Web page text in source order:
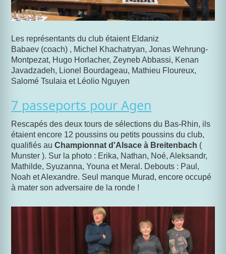
Les représentants du club étaient Eldaniz
Babaev (coach) , Michel Khachatryan, Jonas Wehrung-
Montpezat, Hugo Horlacher, Zeyneb Abbassi, Kenan
Javadzadeh, Lionel Bourdageau, Mathieu Floureux,
Salomé Tsulaia et Léolio Nguyen
7 passeports pour Agen
Rescapés des deux tours de sélections du Bas-Rhin, ils
étaient encore 12 poussins ou petits poussins du club,
qualifiés au Championnat d'Alsace à Breitenbach (
Munster ). Sur la photo : Erika, Nathan, Noé, Aleksandr,
Mathilde, Syuzanna, Youna et Meral. Debouts : Paul,
Noah et Alexandre. Seul manque Murad, encore occupé
à mater son adversaire de la ronde !